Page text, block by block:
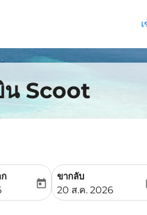
น Scoot
date-aria-label
today
ขากลับ
fc-booking-return-
20 ส.ค. 2026